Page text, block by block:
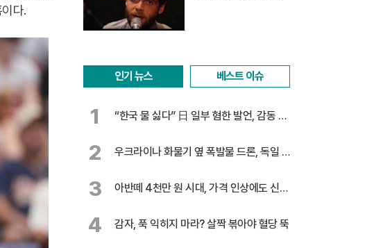
다.
인기 뉴스 베스트 이슈
1 “한국 물 싫다” 日 일부 혐한 발언, 감동 찬
2 우크라이나 화물기 옆 폭발물 드론, 독일 대
테러 수사
3 아반떼 4천만 원 시대, 가격 인상에도 신기
록 행진
4 감자, 푹 익히지 마라? 살짝 볶아야 혈당 뚝